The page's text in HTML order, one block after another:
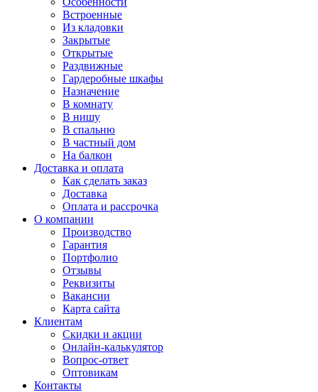
Встроенные
Из кладовки
Закрытые
Открытые
Раздвижные
Гардеробные шкафы
Назначение
В комнату
В нишу
В спальню
В частный дом
На балкон
Доставка и оплата
Как сделать заказ
Доставка
Оплата и рассрочка
О компании
Производство
Гарантия
Портфолио
Отзывы
Реквизиты
Вакансии
Карта сайта
Клиентам
Скидки и акции
Онлайн-калькулятор
Вопрос-ответ
Оптовикам
Контакты